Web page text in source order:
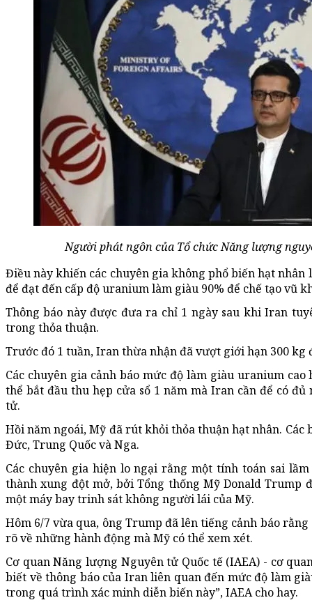
Người phát ngôn của Tổ chức Năng lượng
Điều này khiến các chuyên gia không phổ biến hạt
để đạt đến cấp độ uranium làm giàu 90% để chế tạo vũ
Thông báo này được đưa ra chỉ 1 ngày sau khi Iran
trong thỏa thuận.
Trước đó 1 tuần, Iran thừa nhận đã vượt giới hạn 300
Các chuyên gia cảnh báo mức độ làm giàu uranium
thể bắt đầu thu hẹp cửa sổ 1 năm mà Iran cần để có
tử.
Hồi năm ngoái, Mỹ đã rút khỏi thỏa thuận hạt nhân. Các
Đức, Trung Quốc và Nga.
Các chuyên gia hiện lo ngại rằng một tính toán sai
thành xung đột mở, bởi Tổng thống Mỹ Donald Trump
một máy bay trinh sát không người lái của Mỹ.
Hôm 6/7 vừa qua, ông Trump đã lên tiếng cảnh báo
rõ về những hành động mà Mỹ có thể xem xét.
Cơ quan Năng lượng Nguyên tử Quốc tế (IAEA) - cơ
biết về thông báo của Iran liên quan đến mức độ làm
trong quá trình xác minh diễn biến này”, IAEA cho hay.